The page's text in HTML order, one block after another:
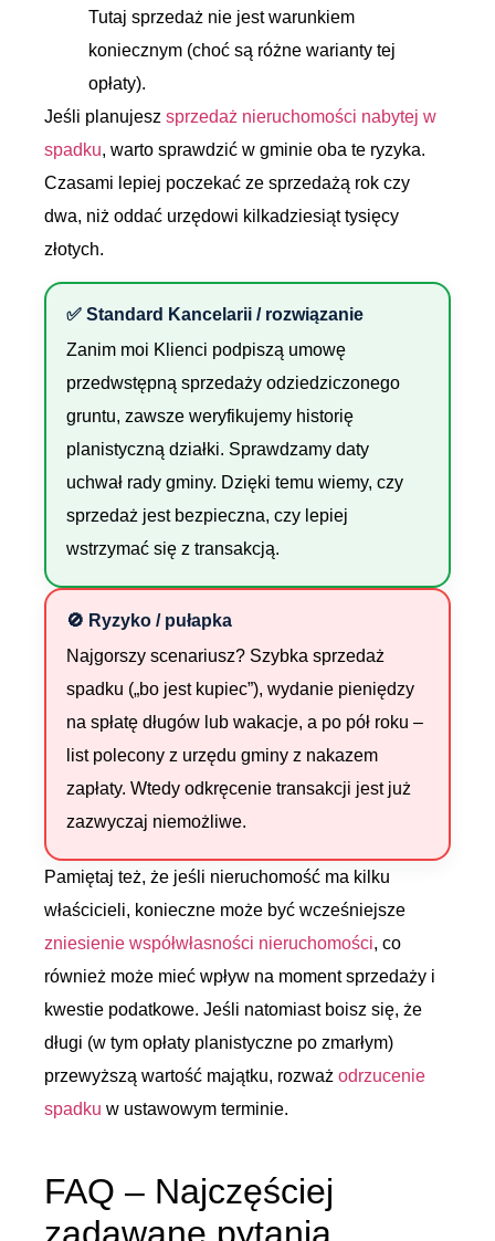
Tutaj sprzedaż nie jest warunkiem
koniecznym (choć są różne warianty tej
opłaty).
Jeśli planujesz sprzedaż nieruchomości nabytej w
spadku, warto sprawdzić w gminie oba te ryzyka.
Czasami lepiej poczekać ze sprzedażą rok czy
dwa, niż oddać urzędowi kilkadziesiąt tysięcy
złotych.
✅ Standard Kancelarii / rozwiązanie
Zanim moi Klienci podpiszą umowę
przedwstępną sprzedaży odziedziczonego
gruntu, zawsze weryfikujemy historię
planistyczną działki. Sprawdzamy daty
uchwał rady gminy. Dzięki temu wiemy, czy
sprzedaż jest bezpieczna, czy lepiej
wstrzymać się z transakcją.
🚫 Ryzyko / pułapka
Najgorszy scenariusz? Szybka sprzedaż
spadku („bo jest kupiec”), wydanie pieniędzy
na spłatę długów lub wakacje, a po pół roku –
list polecony z urzędu gminy z nakazem
zapłaty. Wtedy odkręcenie transakcji jest już
zazwyczaj niemożliwe.
Pamiętaj też, że jeśli nieruchomość ma kilku
właścicieli, konieczne może być wcześniejsze
zniesienie współwłasności nieruchomości, co
również może mieć wpływ na moment sprzedaży i
kwestie podatkowe. Jeśli natomiast boisz się, że
długi (w tym opłaty planistyczne po zmarłym)
przewyższą wartość majątku, rozważ odrzucenie
spadku w ustawowym terminie.
FAQ – Najczęściej